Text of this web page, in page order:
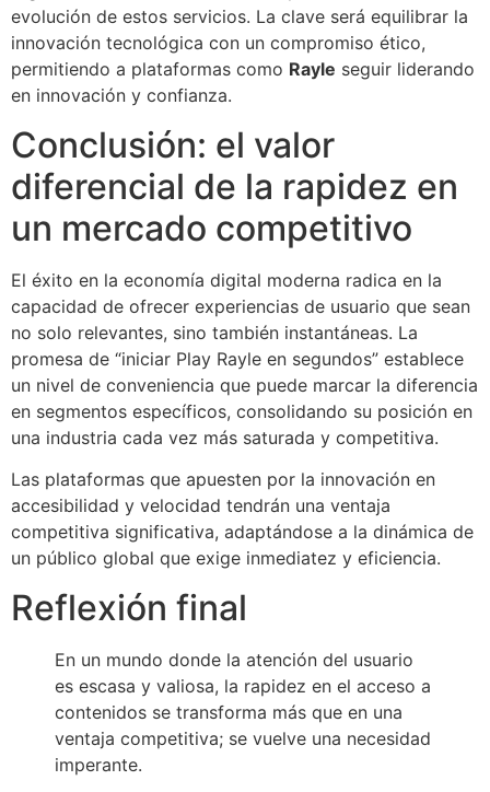
evolución de estos servicios. La clave será equilibrar la
innovación tecnológica con un compromiso ético,
permitiendo a plataformas como Rayle seguir liderando
en innovación y confianza.
Conclusión: el valor
diferencial de la rapidez en
un mercado competitivo
El éxito en la economía digital moderna radica en la
capacidad de ofrecer experiencias de usuario que sean
no solo relevantes, sino también instantáneas. La
promesa de “iniciar Play Rayle en segundos” establece
un nivel de conveniencia que puede marcar la diferencia
en segmentos específicos, consolidando su posición en
una industria cada vez más saturada y competitiva.
Las plataformas que apuesten por la innovación en
accesibilidad y velocidad tendrán una ventaja
competitiva significativa, adaptándose a la dinámica de
un público global que exige inmediatez y eficiencia.
Reflexión final
En un mundo donde la atención del usuario
es escasa y valiosa, la rapidez en el acceso a
contenidos se transforma más que en una
ventaja competitiva; se vuelve una necesidad
imperante.